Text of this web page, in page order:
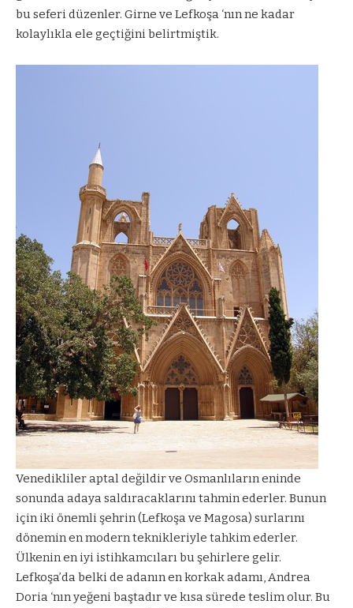
bu seferi düzenler. Girne ve Lefkoşa ‘nın ne kadar
kolaylıkla ele geçtiğini belirtmiştik.
Venedikliler aptal değildir ve Osmanlıların eninde
sonunda adaya saldıracaklarını tahmin ederler. Bunun
için iki önemli şehrin (Lefkoşa ve Magosa) surlarını
dönemin en modern teknikleriyle tahkim ederler.
Ülkenin en iyi istihkamcıları bu şehirlere gelir.
Lefkoşa’da belki de adanın en korkak adamı, Andrea
Doria ‘nın yeğeni baştadır ve kısa sürede teslim olur. Bu